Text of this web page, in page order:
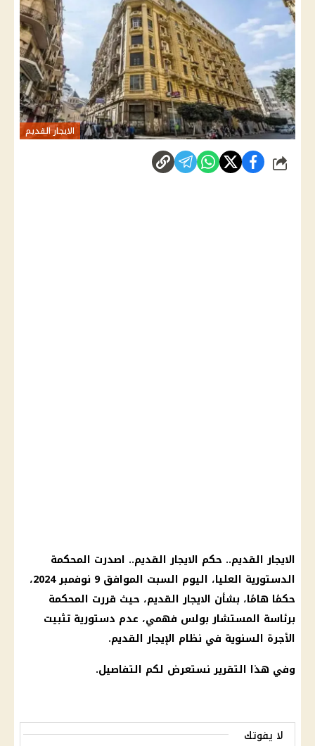
الايجار القديم
شارك
الايجار القديم.. حكم الايجار القديم.. اصدرت المحكمة
الدستورية العليا، اليوم
السبت الموافق 9 نوفمبر 2024،
حكمًا هامًا، بشأن الايجار القديم، حيث قررت المحكمة
برئاسة المستشار بولس فهمي، عدم دستورية تثبيت
الأجرة السنوية في نظام الإيجار القديم.
وفي هذا التقرير نستعرض لكم التفاصيل.
لا يفوتك